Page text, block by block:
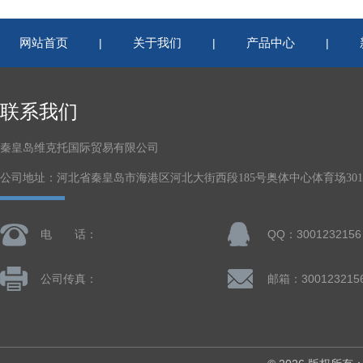
网站首页 | 关于我们 | 产品中心 |
联系我们
秦皇岛维克托国际贸易有限公司
公司地址：河北省秦皇岛市海港区河北大街西段185号奥体中心体育场
电 话： QQ：3001232156
公司传真： 邮箱：